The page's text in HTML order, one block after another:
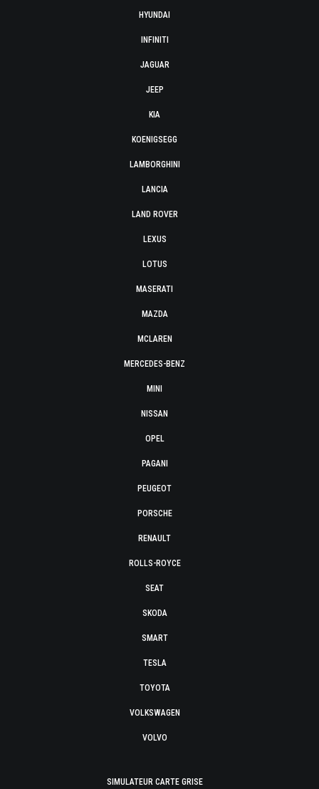
HYUNDAI
INFINITI
JAGUAR
JEEP
KIA
KOENIGSEGG
LAMBORGHINI
LANCIA
LAND ROVER
LEXUS
LOTUS
MASERATI
MAZDA
MCLAREN
MERCEDES-BENZ
MINI
NISSAN
OPEL
PAGANI
PEUGEOT
PORSCHE
RENAULT
ROLLS-ROYCE
SEAT
SKODA
SMART
TESLA
TOYOTA
VOLKSWAGEN
VOLVO
SIMULATEUR CARTE GRISE